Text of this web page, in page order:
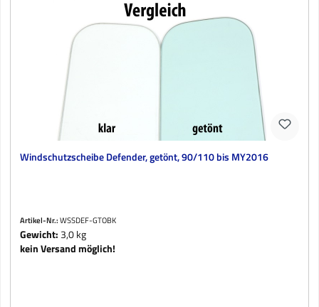
Windschutzscheibe Defender, getönt, 90/110 bis MY2016
Artikel-Nr.:WSSDEF-GTOBK
Gewicht: 3,0 kg
kein Versand möglich!